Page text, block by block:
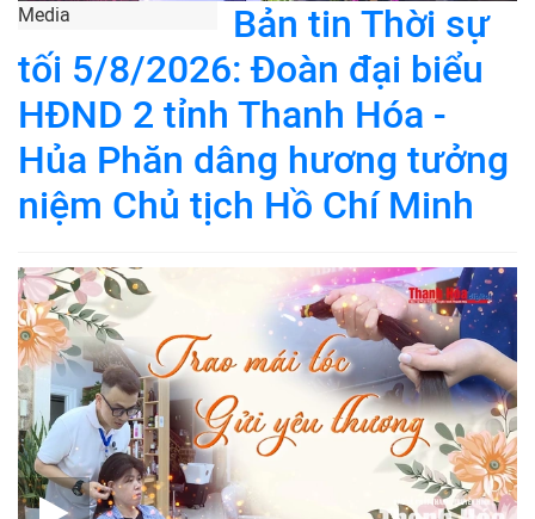
Media
Bản tin Thời sự
tối 5/8/2026: Đoàn đại biểu
HĐND 2 tỉnh Thanh Hóa -
Hủa Phăn dâng hương tưởng
niệm Chủ tịch Hồ Chí Minh